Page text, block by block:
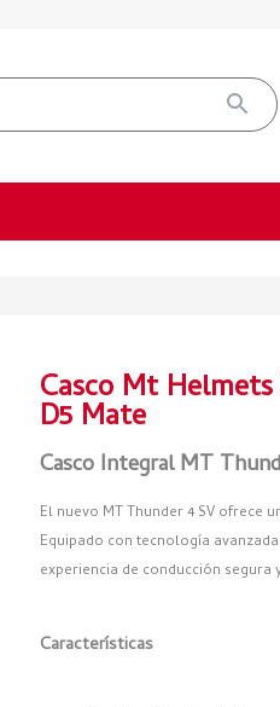
Casco Mt
D5 Mate
Casco Integral MT
El nuevo MT Thunder 4 SV
Equipado con tecnología
experiencia de conducción segura
Características